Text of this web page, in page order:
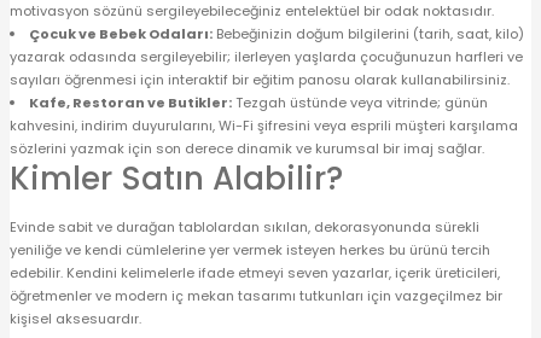
motivasyon sözünü sergileyebileceğiniz entelektüel bir odak noktasıdır.
Çocuk ve Bebek Odaları: Bebeğinizin doğum bilgilerini (tarih, saat, kilo)
yazarak odasında sergileyebilir; ilerleyen yaşlarda çocuğunuzun harfleri ve
sayıları öğrenmesi için interaktif bir eğitim panosu olarak kullanabilirsiniz.
Kafe, Restoran ve Butikler:Tezgah üstünde veya vitrinde; günün
kahvesini, indirim duyurularını, Wi-Fi şifresini veya esprili müşteri karşılama
sözlerini yazmak için son derece dinamik ve kurumsal bir imaj sağlar.
Kimler Satın Alabilir?
Evinde sabit ve durağan tablolardan sıkılan, dekorasyonunda sürekli
yeniliğe ve kendi cümlelerine yer vermek isteyen herkes bu ürünü tercih
edebilir. Kendini kelimelerle ifade etmeyi seven yazarlar, içerik üreticileri,
öğretmenler ve modern iç mekan tasarımı tutkunları için vazgeçilmez bir
kişisel aksesuardır.